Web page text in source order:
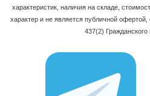
характеристик, наличия на складе,
характер и не является публичной
437(2) Гражданского